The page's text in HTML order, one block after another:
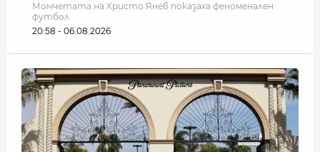
Момчетата на Христо Янев показаха феноменален
футбол
20:58 - 06.08.2026